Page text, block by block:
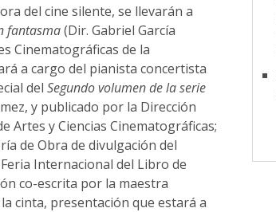
del cine silente, se llevarán a
fantasma(Dir. Gabriel García
Cinematográficas de la
a cargo del pianista concertista
del Segundo volumen de la serie
y publicado por la Dirección
Artes y Ciencias Cinematográficas;
de Obra de divulgación del
Internacional del Libro de
co-escrita por la maestra
cinta, presentación que estará a